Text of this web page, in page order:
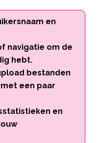
en
navigatie om de
hebt.
bestanden
een paar
en